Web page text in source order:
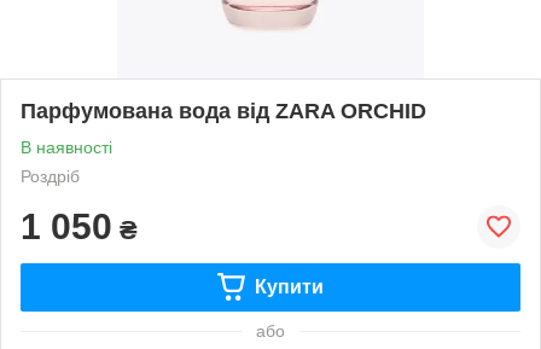
Парфумована вода від ZARA ORCHID
В наявності
Роздріб
1 050 ₴
Купити
або